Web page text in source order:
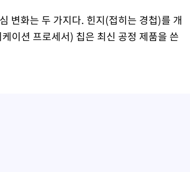
변화는 두 가지다. 힌지(접히는 경첩)를 개
이션 프로세서) 칩은 최신 공정 제품을 쓴